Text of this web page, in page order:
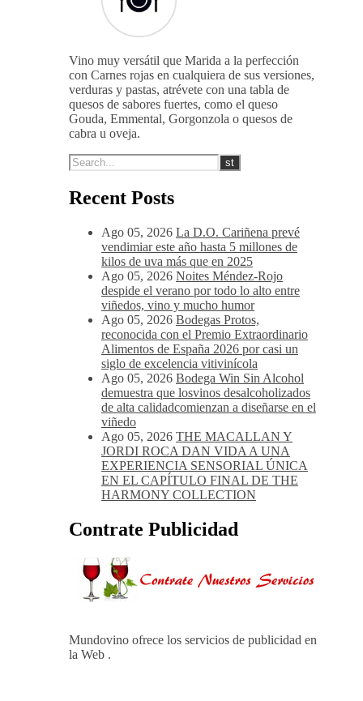
Vino muy versátil que Marida a la perfección
con Carnes rojas en cualquiera de sus versiones,
verduras y pastas, atrévete con una tabla de
quesos de sabores fuertes, como el queso
Gouda, Emmental, Gorgonzola o quesos de
cabra u oveja.
Recent Posts
Ago 05, 2026 La D.O. Cariñena prevé
vendimiar este año hasta 5 millones de
kilos de uva más que en 2025
Ago 05, 2026 Noites Méndez-Rojo
despide el verano por todo lo alto entre
viñedos, vino y mucho humor
Ago 05, 2026 Bodegas Protos,
reconocida con el Premio Extraordinario
Alimentos de España 2026 por casi un
siglo de excelencia vitivinícola
Ago 05, 2026 Bodega Win Sin Alcohol
demuestra que losvinos desalcoholizados
de alta calidadcomienzan a diseñarse en el
viñedo
Ago 05, 2026 THE MACALLAN Y
JORDI ROCA DAN VIDA A UNA
EXPERIENCIA SENSORIAL ÚNICA
EN EL CAPÍTULO FINAL DE THE
HARMONY COLLECTION
Contrate Publicidad
Mundovino ofrece los servicios de publicidad en
la Web .